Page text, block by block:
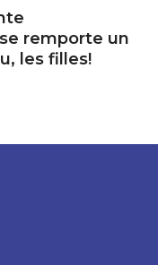
remporte un
les filles!